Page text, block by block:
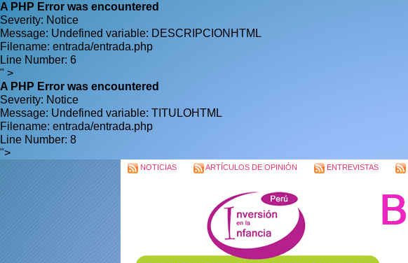
A PHP Error was encountered
Severity: Notice
Message: Undefined variable: DESCRIPCIONHTML
Filename: entrada/entrada.php
Line Number: 6
" >
A PHP Error was encountered
Severity: Notice
Message: Undefined variable: TITULOHTML
Filename: entrada/entrada.php
Line Number: 8
">
NOTICIAS ARTÍCULOS DE OPINIÓN ENTREVISTAS